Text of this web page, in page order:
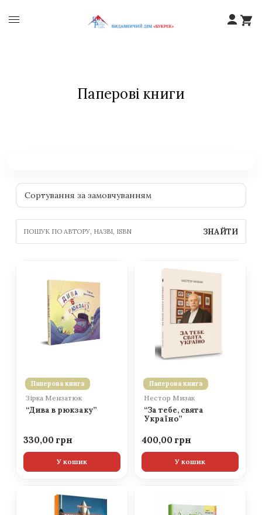
Паперові книги
ЗНАЙТИ
Паперова книга
Зірка Мензатюк
“Дива в рюкзаку”
330,00
У кошик
Паперова книга
Нестор Мизак
“За тебе, свята
Україно”
400,00
У кошик